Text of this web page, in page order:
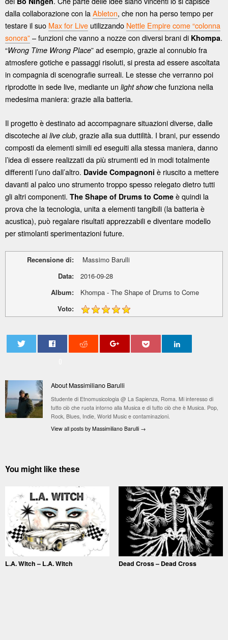
dalla collaborazione con laAbleton, che non ha perso tempo per
testare il suo Max for Live utilizzando Nettle Empire come “colonna
sonora”– funzioni che vanno a nozze con diversi brani di Khompa.
“Wrong Time Wrong Place” ad esempio, grazie al connubio fra
atmosfere gotiche e passaggi risoluti, si presta ad essere ascoltata
in compagnia di scenografie surreali. Le stesse che verranno poi
riprodotte in sede live, mediante un light showche funziona nella
medesima maniera: grazie alla batteria.
Il progetto è destinato ad accompagnare situazioni diverse, dalle
discoteche ai live club, grazie alla sua duttilità. I brani, pur essendo
composti da elementi simili ed eseguiti alla stessa maniera, danno
l’idea di essere realizzati da più strumenti ed in modi totalmente
differenti l’uno dall’altro. Davide Compagnoni è riuscito a mettere
davanti al palco uno strumento troppo spesso relegato dietro tutti
gli altri componenti. The Shape of Drums to Come è quindi la
prova che la tecnologia, unita a elementi tangibili (la batteria è
acustica), può regalare risultati apprezzabili e diventare modello
per stimolanti sperimentazioni future.
Recensione di:
Massimo Barulli
Data:
2016-09-28
Album:
Khompa - The Shape of Drums to Come
Voto:
About Massimiliano Barulli
Studente di Etnomusicologia @ La Sapienza, Roma. Mi interesso di
tutto ciò che ruota intorno alla Musica e di tutto ciò che è Musica. Pop,
Rock, Blues, Indie, World Music e contaminazioni.
View all posts by Massimiliano Barulli →
You might like these
L.A. Witch – L.A. Witch Dead Cross – Dead Cross